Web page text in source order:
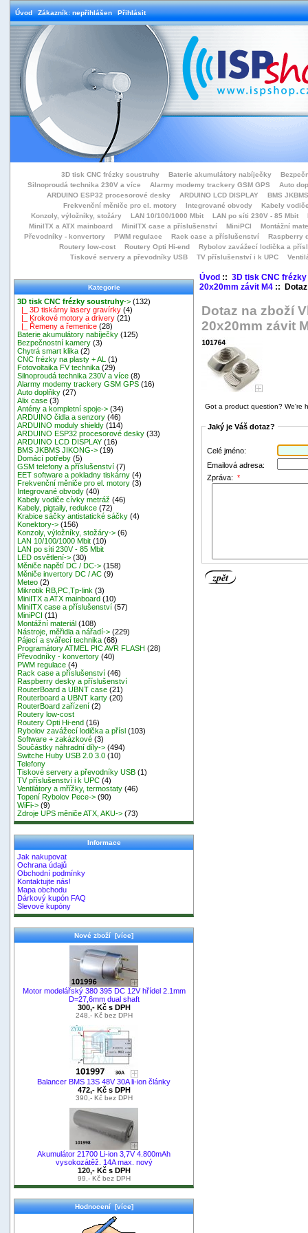
Úvod Zákazník: nepřihlášen Přihlásit
3D tisk CNC frézky soustruhy Baterie akumulátory nabíječky
Silnoproudá technika 230V a více
Alarmy modemy trackery GSM GPS
Auto
ARDUINO ESP32 procesorové desky
ARDUINO LCD DISPLAY
BMS
Frekvenční měniče pro el. motory
Integrované obvody
Kabely
Konzoly, výložníky, stožáry
LAN 10/100/1000 Mbit LAN po síti 230V - 85 Mbit
MiniITX a ATX mainboard
MiniITX case a příslušenství MiniPCI
Montážní
Převodníky - konvertory
PWM regulace Rack case a příslušenství
Raspberry
Routery low-cost
Routery Opti Hi-end
Rybolov zavážecí lodička a přísl
Tiskové servery a převodníky USB
TV příslušenství i k UPC
Kategorie
3D tisk CNC frézky soustruhy-> (132)
|_ 3D tiskárny lasery gravírky (4)
|_ Krokové motory a drivery (21)
|_ Řemeny a řemenice (28)
Baterie akumulátory nabíječky (125)
Bezpečnostní kamery (3)
Chytrá smart klika (2)
CNC frézky na plasty + AL
(1)
Fotovoltaika FV technika (29)
Silnoproudá technika 230V a více (8)
Alarmy modemy trackery GSM GPS (16)
Auto doplňky (27)
Alix case (3)
Antény a kompletní spoje-> (34)
ARDUINO čidla a senzory (46)
ARDUINO moduly shieldy (114)
ARDUINO ESP32 procesorové desky (33)
ARDUINO LCD DISPLAY (16)
BMS JKBMS JIKONG-> (19)
Domácí potřeby (5)
GSM telefony a příslušenství (7)
EET software a pokladny tiskárny (4)
Frekvenční měniče pro el. motory (3)
Integrované obvody (40)
Kabely vodiče cívky metráž (46)
Kabely, pigtaily, redukce (72)
Krabice sáčky antistatické sáčky (4)
Konektory-> (156)
Konzoly, výložníky, stožáry-> (6)
LAN 10/100/1000 Mbit (10)
LAN po síti 230V - 85 Mbit
LED osvětlení-> (30)
Měniče napětí DC / DC-> (158)
Měniče invertory DC / AC (9)
Meteo (2)
Mikrotik RB,PC,Tp-link (3)
MiniITX a ATX mainboard (10)
MiniITX case a příslušenství (57)
MiniPCI (11)
Montážní materiál (108)
Nástroje, měřidla a nářadí-> (229)
Pájecí a svářecí technika (68)
Programátory ATMEL PIC AVR FLASH (28)
Převodníky - konvertory (40)
PWM regulace (4)
Rack case a příslušenství (46)
Raspberry desky a příslušenství
RouterBoard a UBNT case (21)
Routerboard a UBNT karty (20)
RouterBoard zařízení (2)
Routery low-cost
Routery Opti Hi-end (16)
Rybolov zavážecí lodička a přísl (103)
Software + zakázkové (3)
Součástky náhradní díly-> (494)
Switche Huby USB 2.0 3.0 (10)
Telefony
Tiskové servery a převodníky USB (1)
TV příslušenství i k UPC (4)
Ventilátory a mřížky, termostaty (46)
Topení Rybolov Pece-> (90)
WiFi-> (9)
Zdroje UPS měniče ATX, AKU-> (73)
Informace
Jak nakupovat
Ochrana údajů
Obchodní podmínky
Kontaktujte nás!
Mapa obchodu
Dárkový kupón FAQ
Slevové kupóny
Nové zboží [více]
Motor modelářský 380 395 DC 12V hřídel 2.1mm
D=27,6mm dual shaft
300,- Kč s DPH
248,- Kč bez DPH
Balancer BMS 13S 48V 30A li-ion články
472,- Kč s DPH
390,- Kč bez DPH
Akumulátor 21700 Li-ion 3,7V 4.800mAh
vysokozátěž. 14A max. nový
120,- Kč s DPH
99,- Kč bez DPH
Hodnocení [více]
Úvod:: 3D tisk CNC
20x20mm závit M4:: Dotaz
Dotaz na zboží
20x20mm závit
Got a product question? We're
Jaký je Váš dotaz?
Celé jméno:
Emailová adresa:
Zpráva: *